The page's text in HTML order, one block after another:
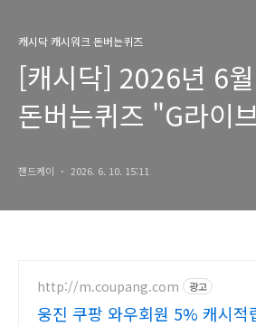
캐시닥 캐시워크 돈버는퀴즈
[캐시닥] 2026년 6
돈버는퀴즈 "G라이
잰드케이 2026. 6. 10. 15:11
http://m.coupang.com 광고
웅진 쿠팡 와우회원 5% 캐시적